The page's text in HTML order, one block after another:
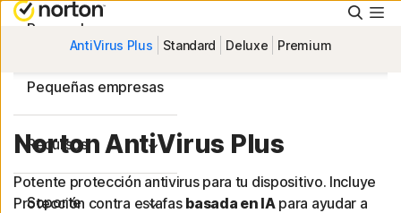
Personal
Pequeñas empresas
Recursos
Soporte
AntiVirus Plus Standard Deluxe Premium
Norton AntiVirus Plus
Potente protección antivirus para tu dispositivo. Incluye
Protección contra estafas basada en IApara ayudar a